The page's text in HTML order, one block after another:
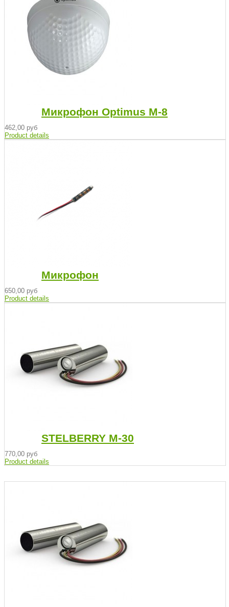
Микрофон Optimus M-8
462,00 руб
Product details
Микрофон
650,00 руб
Product details
STELBERRY М-30
770,00 руб
Product details